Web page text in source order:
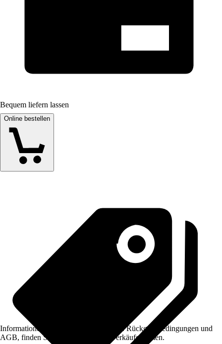
Bequem liefern lassen
Online bestellen
Informationen des Verkäufers, wie z. B. Rückgabebedingungen und
AGB, finden Sie bei Klick auf den Verkäufernamen.